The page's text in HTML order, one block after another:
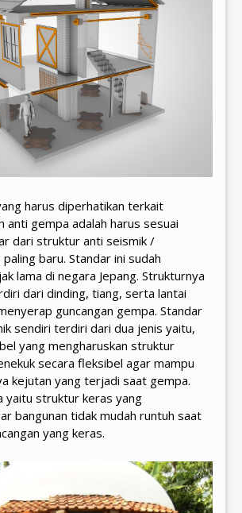
harus diperhatikan terkait
anti gempa adalah harus sesuai
dari struktur anti seismik /
baru. Standar ini sudah
lama di negara Jepang. Strukturnya
dari dinding, tiang, serta lantai
guncangan gempa. Standar
sendiri terdiri dari dua jenis yaitu,
yang mengharuskan struktur
secara fleksibel agar mampu
kejutan yang terjadi saat gempa.
yaitu struktur keras yang
bangunan tidak mudah runtuh saat
yang keras.